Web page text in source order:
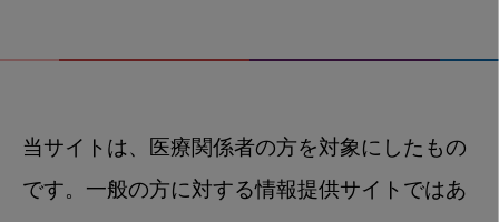
当サイトは、医療関係者の方を対象にしたもの
です。一般の方に対する情報提供サイトではあ